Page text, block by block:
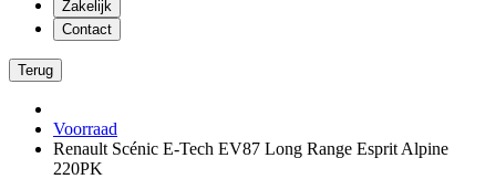
Zakelijk
Contact
Terug
Voorraad
Renault Scénic E-Tech EV87 Long Range Esprit Alpine
220PK